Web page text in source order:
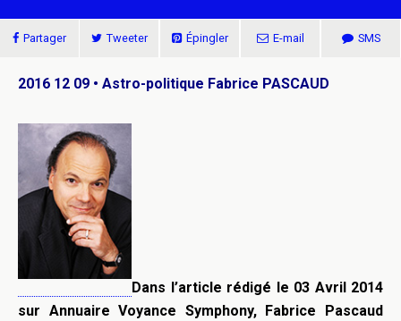
Partager Tweeter Épingler E-mail SMS
2016 12 09 • Astro-politique Fabrice PASCAUD
Dans l’article rédigé le 03 Avril 2014
sur Annuaire Voyance Symphony, Fabrice Pascaud